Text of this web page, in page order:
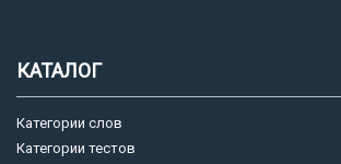
КАТАЛОГ
Категории слов
Категории тестов